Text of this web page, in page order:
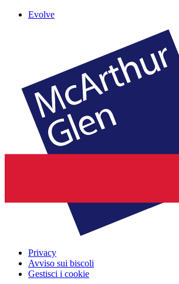
Evolve
Privacy
Avviso sui biscoli
Gestisci i cookie